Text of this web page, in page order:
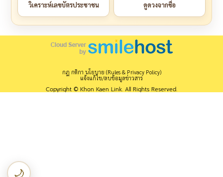
วิเคราะห์เลขบัตรประชาชน ดูดวงจากชื่อ
กฎ กติกา นโยบาย (Rules & Privacy Policy)
แจ้งแก้ไข/ลบข้อมูลข่าวสาร
Copyright © Khon Kaen Link. All Rights Reserved.
🌙